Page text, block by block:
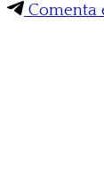
Comenta